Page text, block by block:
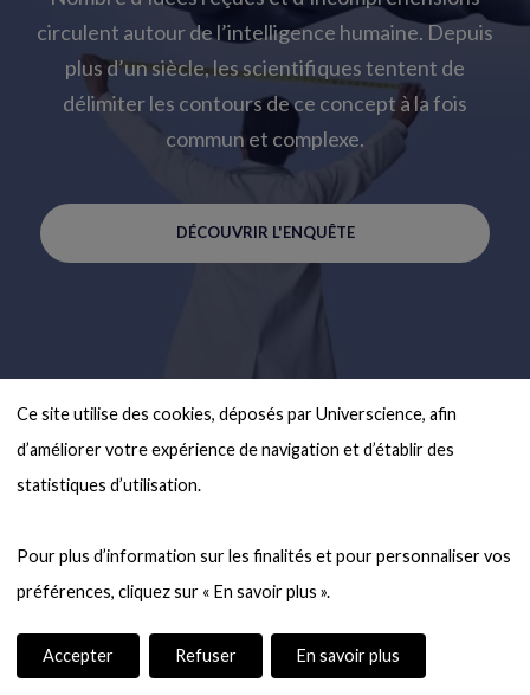
Ce site utilise des cookies, déposés par Universcience, afin
d’améliorer votre expérience de navigation et d’établir des
statistiques d’utilisation.
Pour plus d’information sur les finalités et pour personnaliser vos
Accepter Refuser En savoir plus
circulent autour de l’intelligence humaine. Depuis
plus d’un siècle, les scientifiques tentent de
délimiter les contours de ce concept à la fois
commun et complexe.
DÉCOUVRIR L'ENQUÊTE